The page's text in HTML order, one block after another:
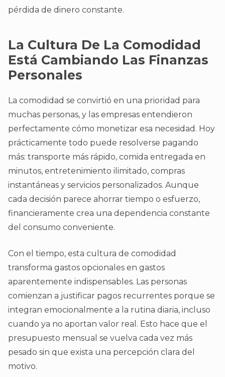
pérdida de dinero constante.
La Cultura De La Comodidad
Está Cambiando Las Finanzas
Personales
La comodidad se convirtió en una prioridad para
muchas personas, y las empresas entendieron
perfectamente cómo monetizar esa necesidad. Hoy
prácticamente todo puede resolverse pagando
más: transporte más rápido, comida entregada en
minutos, entretenimiento ilimitado, compras
instantáneas y servicios personalizados. Aunque
cada decisión parece ahorrar tiempo o esfuerzo,
financieramente crea una dependencia constante
del consumo conveniente.
Con el tiempo, esta cultura de comodidad
transforma gastos opcionales en gastos
aparentemente indispensables. Las personas
comienzan a justificar pagos recurrentes porque se
integran emocionalmente a la rutina diaria, incluso
cuando ya no aportan valor real. Esto hace que el
presupuesto mensual se vuelva cada vez más
pesado sin que exista una percepción clara del
motivo.